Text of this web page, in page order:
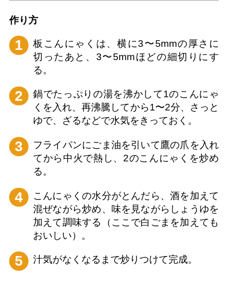
作り⽅
1
板こんにゃくは、横に3〜5mmの厚さに
切ったあと、3〜5mmほどの細切りにす
る。
2
鍋でたっぷりの湯を沸かして1のこんにゃ
くを入れ、再沸騰してから1〜2分、さっと
ゆで、ざるなどで水気をきっておく。
3
フライパンにごま油を引いて鷹の爪を入れ
てから中火で熱し、2のこんにゃくを炒め
る。
4
こんにゃくの水分がとんだら、酒を加えて
混ぜながら炒め、味を見ながらしょうゆを
加えて調味する（ここで白ごまを加えても
おいしい）。
5 汁気がなくなるまで炒りつけて完成。